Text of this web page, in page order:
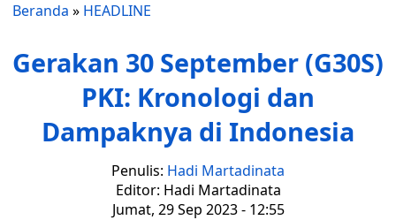
Beranda » HEADLINE
Gerakan 30 September (G30S)
PKI: Kronologi dan
Dampaknya di Indonesia
Penulis: Hadi Martadinata
Editor: Hadi Martadinata
Jumat, 29 Sep 2023 - 12:55